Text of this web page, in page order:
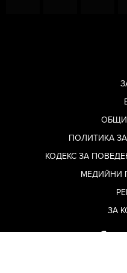
ОБЩИ
ПОЛИТИКА
КОДЕКС ЗА
МЕДИЙНИ
ЗА